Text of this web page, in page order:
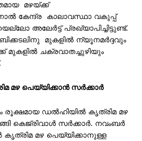
മഴയ്ക്ക്
കേന്ദ്ര കാലാവസ്ഥാ വകുപ്പ്
അലേർട്ട് പ്രഖ്യാപിച്ചിട്ടുണ്ട്.
മുകളിൽ ന്യൂനമർദ്ദവും
മുകളിൽ ചക്രവാതച്ചുഴിയും
മഴ പെയ്യിക്കാൻ സർക്കാർ
രൂക്ഷമായ ഡൽഹിയിൽ കൃത്രിമ മഴ
കെജ്രിവാൾ സർക്കാർ. നവംബർ
കൃത്രിമ മഴ പെയ്യിക്കാനുള്ള